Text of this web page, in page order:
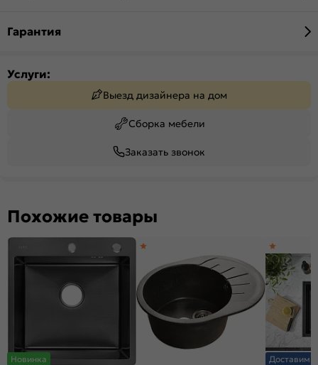
Гарантия
Услуги:
Выезд дизайнера на дом
Сборка мебели
Заказать звонок
Похожие товары
Новинка
Доставим